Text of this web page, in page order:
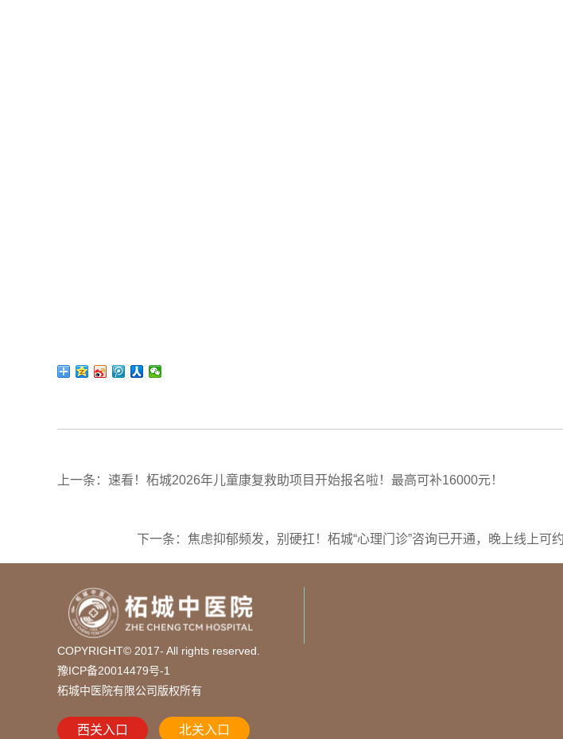
上一条：速看！柘城2026年儿童康复救助项目开始报名啦！最高可补16000元！
下一条：焦虑抑郁频发，别硬扛！柘城“心理门诊”咨询已开通，晚上线上可约
COPYRIGHT© 2017- All rights reserved.
豫ICP备20014479号-1
柘城中医院有限公司版权所有
西关入口 北关入口